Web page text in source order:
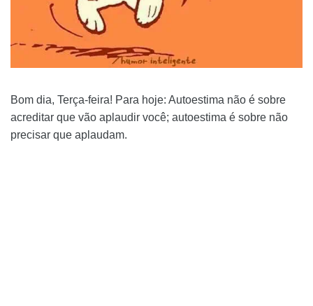
Bom dia, Terça-feira! Para hoje: Autoestima não é sobre
acreditar que vão aplaudir você; autoestima é sobre não
precisar que aplaudam.